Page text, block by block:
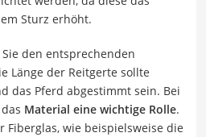
Sturz erhöht.
den entsprechenden
Länge der Reitgerte sollte
das Pferd abgestimmt sein. Bei
Material eine wichtige Rolle.
Fiberglas, wie beispielsweise die